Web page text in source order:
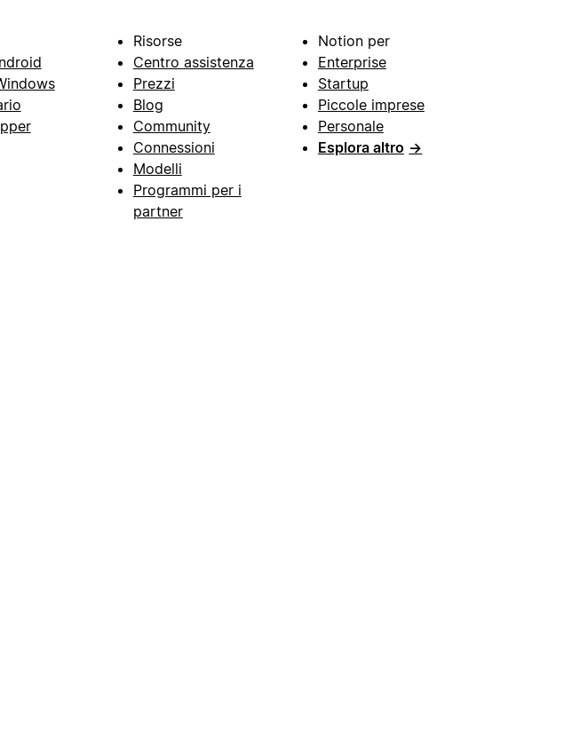
Risorse
Centro assistenza
Prezzi
Blog
Community
Connessioni
Modelli
Programmi per i
partner
Notion per
Enterprise
Startup
Piccole imprese
Personale
Esplora altro →